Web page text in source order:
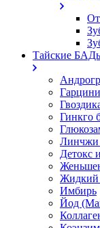
Тайские
Гинкго
Детокс
Жидкий
Имбирь
Йод